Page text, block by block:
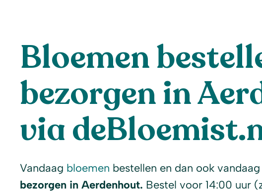
Bloemen
bezorgen in
via
Vandaag bloemen bestellen en dan ook
bezorgen in Aerdenhout. Bestel voor 14:00 uur